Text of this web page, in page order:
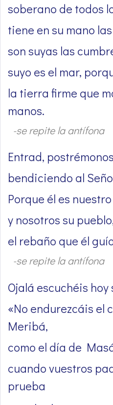
soberano de todos
tiene en su mano
son suyas las
suyo es el mar,
la tierra firme que
manos.
-se repite la antífona
Entrad,
bendiciendo al
Porque él es
y nosotros su
el rebaño que él
-se repite la antífona
Ojalá escuchéis hoy
«No endurezcáis el
Meribá,
como el día de
cuando vuestros
prueba